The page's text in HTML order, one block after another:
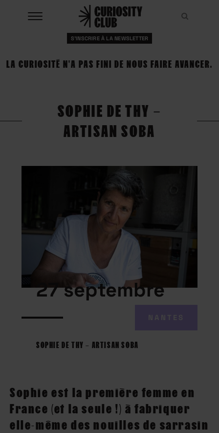
RESSOURCES
À PROPOS
S'INSCRIRE À LA NEWSLETTER
LA CURIOSITÉ N'A PAS FINI DE NOUS FAIRE AVANCER.
SOPHIE DE THY –
ARTISAN SOBA
27 septembre
SOPHIE DE THY – ARTISAN SOBA
Sophie est la première femme en
France (et la seule !) à fabriquer
elle-même des nouilles de sarrasin